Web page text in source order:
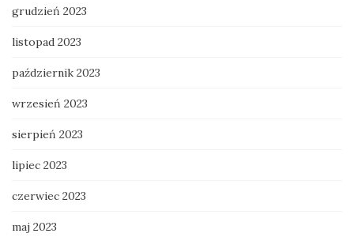
grudzień 2023
listopad 2023
październik 2023
wrzesień 2023
sierpień 2023
lipiec 2023
czerwiec 2023
maj 2023